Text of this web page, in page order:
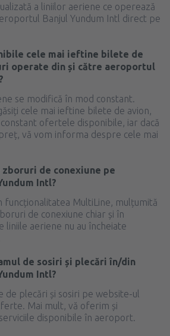
a liniilor aeriene ce operează
Banjul Yundum Intl direct pe
cele mai ieftine bilete de
operate din și către aeroportul
se modifică în mod constant.
cele mai ieftine bilete de avion,
ofertele disponibile, iar dacă
vă vom informa despre cele mai
de conexiune pe
Intl?
funcționalitatea MultiLine, mulțumită
de conexiune chiar și în
liniile aeriene nu au încheiate
de sosiri și plecări în/din
Intl?
de plecări și sosiri pe website-ul
Mai mult, vă oferim și
disponibile în aeroport.